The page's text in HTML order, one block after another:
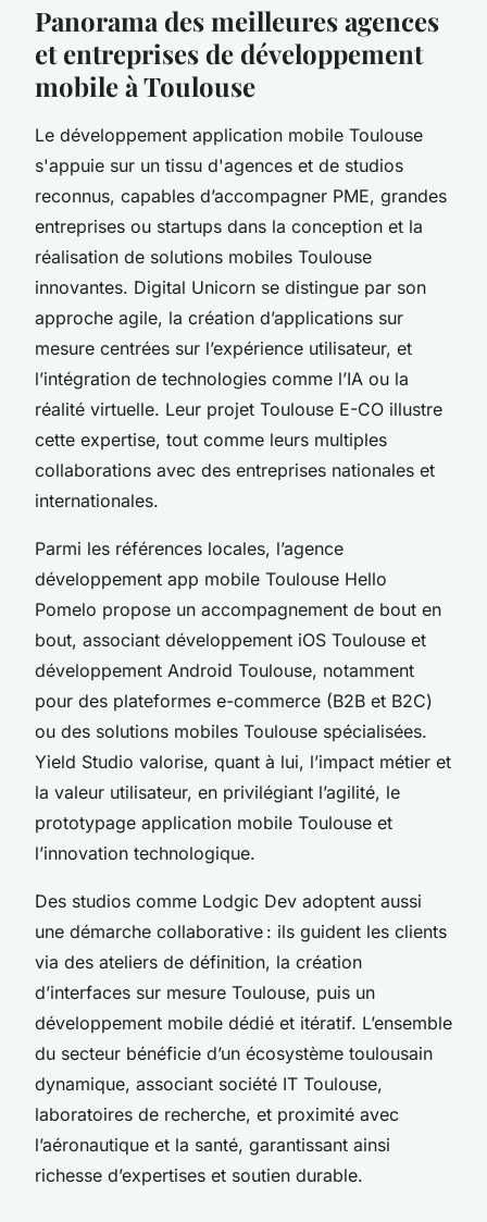
Panorama des meilleures agences
et entreprises de développement
mobile à Toulouse
Le développement application mobile Toulouse
s'appuie sur un tissu d'agences et de studios
reconnus, capables d’accompagner PME, grandes
entreprises ou startups dans la conception et la
réalisation de solutions mobiles Toulouse
innovantes. Digital Unicorn se distingue par son
approche agile, la création d’applications sur
mesure centrées sur l’expérience utilisateur, et
l’intégration de technologies comme l’IA ou la
réalité virtuelle. Leur projet Toulouse E-CO illustre
cette expertise, tout comme leurs multiples
collaborations avec des entreprises nationales et
internationales.
Parmi les références locales, l’agence
développement app mobile Toulouse Hello
Pomelo propose un accompagnement de bout en
bout, associant développement iOS Toulouse et
développement Android Toulouse, notamment
pour des plateformes e-commerce (B2B et B2C)
ou des solutions mobiles Toulouse spécialisées.
Yield Studio valorise, quant à lui, l’impact métier et
la valeur utilisateur, en privilégiant l’agilité, le
prototypage application mobile Toulouse et
l’innovation technologique.
Des studios comme Lodgic Dev adoptent aussi
une démarche collaborative : ils guident les clients
via des ateliers de définition, la création
d’interfaces sur mesure Toulouse, puis un
développement mobile dédié et itératif. L’ensemble
du secteur bénéficie d’un écosystème toulousain
dynamique, associant société IT Toulouse,
laboratoires de recherche, et proximité avec
l’aéronautique et la santé, garantissant ainsi
richesse d’expertises et soutien durable.